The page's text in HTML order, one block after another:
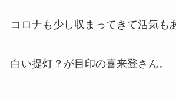
コロナも少し収まってきて活気も
白い提灯？が目印の喜来登さん。